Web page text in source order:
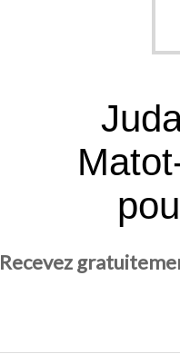
Recevez